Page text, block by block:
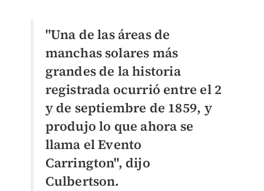
"Una de las áreas de
manchas solares más
grandes de la historia
registrada ocurrió entre el 2
y de septiembre de 1859, y
produjo lo que ahora se
llama el Evento
Carrington", dijo
Culbertson.